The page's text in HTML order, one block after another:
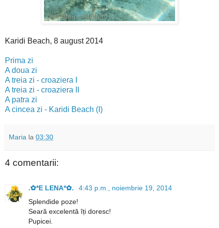
Karidi Beach, 8 august 2014
Prima zi
A doua zi
A treia zi - croaziera I
A treia zi - croaziera II
A patra zi
A cincea zi - Karidi Beach (I)
Maria la 03:30
4 comentarii:
.✿*E LENA*✿.
4:43 p.m., noiembrie 19, 2014
Splendide poze!
Seară excelentă îți doresc!
Pupicei.